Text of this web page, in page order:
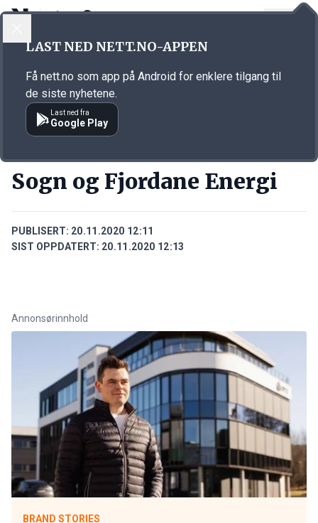
Annonsørinnhold
Sogn og Fjordane Energi
PUBLISERT: 20.11.2020 12:11
SIST OPPDATERT: 20.11.2020 12:13
Annonsørinnhold
BRAND STORIES
LAST NED NETT.NO-APPEN
Få nett.no som app på Android for enklere tilgang til
de siste nyhetene.
Last ned fra
Google Play